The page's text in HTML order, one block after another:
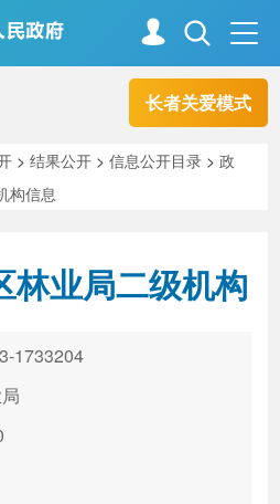
长者关爱模式
走进资阳
解读回应
>结果公开 >信息公开目录 >政
构信息
林业局二级机构
1733204